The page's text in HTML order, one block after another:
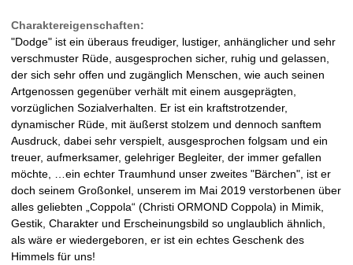
Charaktereigenschaften:
"Dodge" ist ein überaus freudiger, lustiger, anhänglicher und sehr
verschmuster Rüde, ausgesprochen sicher, ruhig und gelassen,
der sich sehr offen und zugänglich Menschen, wie auch seinen
Artgenossen gegenüber verhält mit einem ausgeprägten,
vorzüglichen Sozialverhalten. Er ist ein kraftstrotzender,
dynamischer Rüde, mit äußerst stolzem und dennoch sanftem
Ausdruck, dabei sehr verspielt, ausgesprochen folgsam und ein
treuer, aufmerksamer, gelehriger Begleiter, der immer gefallen
möchte, …ein echter Traumhund unser zweites "Bärchen", ist er
doch seinem Großonkel, unserem im Mai 2019 verstorbenen über
alles geliebten „Coppola“ (Christi ORMOND Coppola) in Mimik,
Gestik, Charakter und Erscheinungsbild so unglaublich ähnlich,
als wäre er wiedergeboren, er ist ein echtes Geschenk des
Himmels für uns!